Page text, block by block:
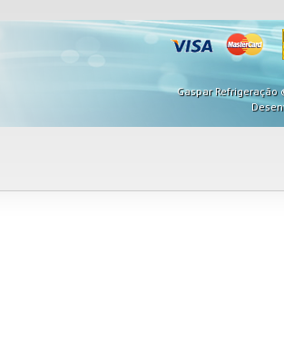
Gaspar Refrigeração